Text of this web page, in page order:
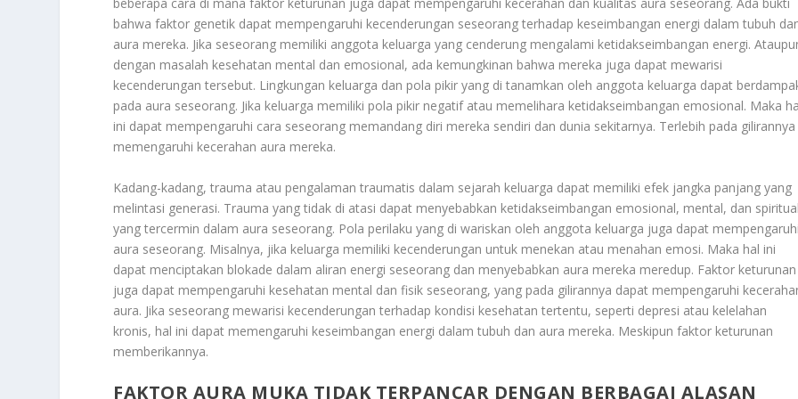
bahwa faktor genetik dapat mempengaruhi kecenderungan seseorang terhadap keseimbangan energi dalam tubuh
aura mereka. Jika seseorang memiliki anggota keluarga yang cenderung mengalami ketidakseimbangan energi.
dengan masalah kesehatan mental dan emosional, ada kemungkinan bahwa mereka juga dapat mewarisi
kecenderungan tersebut. Lingkungan keluarga dan pola pikir yang di tanamkan oleh anggota keluarga dapat
pada aura seseorang. Jika keluarga memiliki pola pikir negatif atau memelihara ketidakseimbangan emosional. Maka
ini dapat mempengaruhi cara seseorang memandang diri mereka sendiri dan dunia sekitarnya. Terlebih pada gilirannya
memengaruhi kecerahan aura mereka.
Kadang-kadang, trauma atau pengalaman traumatis dalam sejarah keluarga dapat memiliki efek jangka panjang yang
melintasi generasi. Trauma yang tidak di atasi dapat menyebabkan ketidakseimbangan emosional, mental, dan spiritual
yang tercermin dalam aura seseorang. Pola perilaku yang di wariskan oleh anggota keluarga juga dapat mempengaruhi
aura seseorang. Misalnya, jika keluarga memiliki kecenderungan untuk menekan atau menahan emosi. Maka hal ini
dapat menciptakan blokade dalam aliran energi seseorang dan menyebabkan aura mereka meredup. Faktor keturunan
juga dapat mempengaruhi kesehatan mental dan fisik seseorang, yang pada gilirannya dapat mempengaruhi
aura. Jika seseorang mewarisi kecenderungan terhadap kondisi kesehatan tertentu, seperti depresi atau kelelahan
kronis, hal ini dapat memengaruhi keseimbangan energi dalam tubuh dan aura mereka. Meskipun faktor keturunan
memberikannya.
FAKTOR AURA MUKA TIDAK TERPANCAR DENGAN BERBAGAI ALASAN